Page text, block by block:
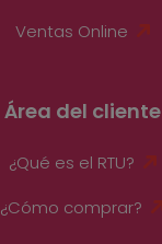
Ventas Online
Área del cliente
¿Qué es el RTU?
¿Cómo comprar?